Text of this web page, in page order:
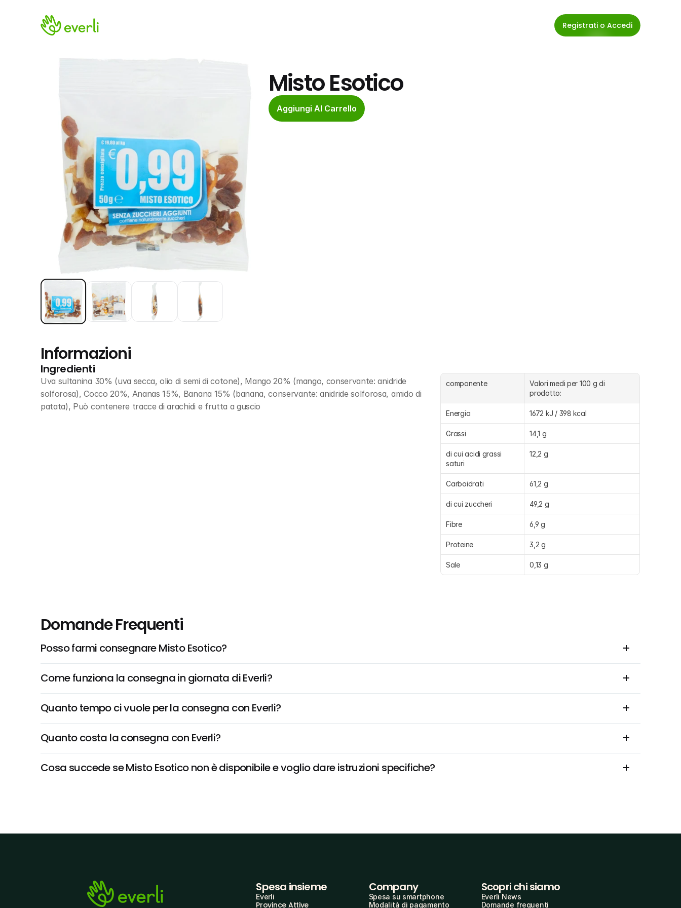
Registrati o Accedi
Misto Esotico
Aggiungi Al Carrello
Informazioni
Ingredienti
Uva sultanina 30% (uva secca, olio di semi di cotone), Mango 20% (mango, conservante: anidride
solforosa), Cocco 20%, Ananas 15%, Banana 15% (banana, conservante: anidride solforosa, amido di
patata), Può contenere tracce di arachidi e frutta a guscio
componente
Valori medi per 100 g di
prodotto:
Energia 1672 kJ / 398 kcal
Grassi 14,1 g
di cui acidi grassi
saturi
12,2 g
Carboidrati 61,2 g
di cui zuccheri 49,2 g
Fibre 6,9 g
Proteine 3,2 g
Sale 0,13 g
Domande Frequenti
Posso farmi consegnare Misto Esotico?
Come funziona la consegna in giornata di Everli?
Quanto tempo ci vuole per la consegna con Everli?
Quanto costa la consegna con Everli?
Cosa succede se Misto Esotico non è disponibile e voglio dare istruzioni specifiche?
Spesa insieme
Everli
Province Attive
Company
Spesa su smartphone
Modalità di pagamento
Scopri chi siamo
Everli News
Domande frequenti